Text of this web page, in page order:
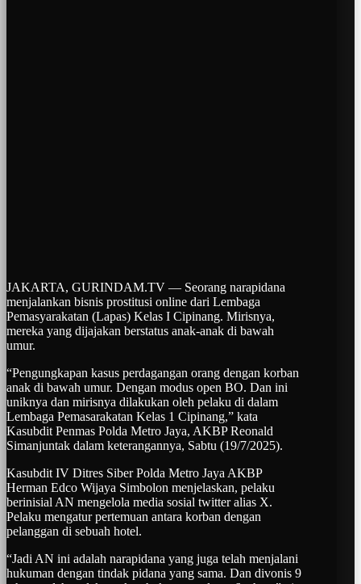
JAKARTA, GURINDAM.TV — Seorang narapidana
menjalankan bisnis prostitusi online dari Lembaga
Pemasyarakatan (Lapas) Kelas I Cipinang. Mirisnya,
mereka yang dijajakan berstatus anak-anak di bawah
umur.
“Pengungkapan kasus perdagangan orang dengan korban
anak di bawah umur. Dengan modus open BO. Dan ini
uniknya dan mirisnya dilakukan oleh pelaku di dalam
Lembaga Pemasarakatan Kelas 1 Cipinang,” kata
Kasubdit Penmas Polda Metro Jaya, AKBP Reonald
Simanjuntak dalam keterangannya, Sabtu (19/7/2025).
Kasubdit IV Ditres Siber Polda Metro Jaya AKBP
Herman Edco Wijaya Simbolon menjelaskan, pelaku
berinisial AN mengelola media sosial twitter alias X.
Pelaku mengatur pertemuan antara korban dengan
pelanggan di sebuah hotel.
“Jadi AN ini adalah narapidana yang juga telah menjalani
hukuman dengan tindak pidana yang sama. Dan divonis 9